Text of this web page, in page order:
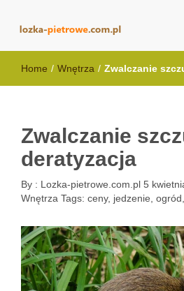
lozka-
Home / Wnętrza / Zwalczanie
Zwalczanie
deratyzacja
By : Lozka-pietrowe.com.pl 5
Wnętrza Tags: ceny, jedzenie ogród